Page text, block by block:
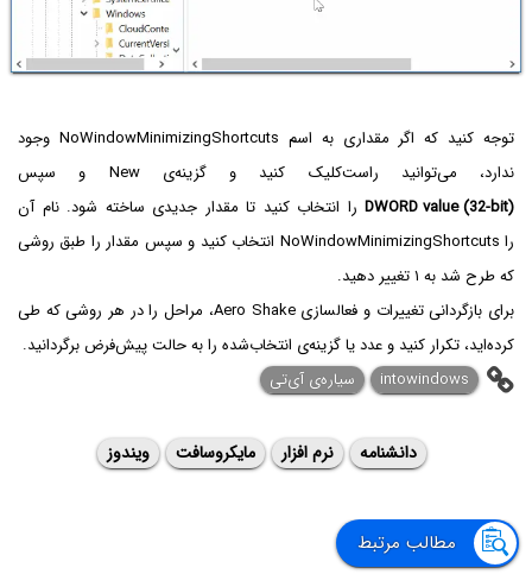
توجه کنید که اگر مقداری به اسم NoWindowMinimizingShortcuts وجود
ندارد، می‌توانید راست‌کلیک کنید و گزینه‌ی New و سپس
DWORD value (32-bit) را انتخاب کنید تا مقدار جدیدی ساخته شود. نام آن
را NoWindowMinimizingShortcuts انتخاب کنید و سپس مقدار را طبق روشی
که طرح شد به ۱ تغییر دهید.
برای بازگردانی تغییرات و فعالسازی Aero Shake، مراحل را در هر روشی که طی
کرده‌اید، تکرار کنید و عدد یا گزینه‌ی انتخاب‌شده را به حالت پیش‌فرض برگردانید.
intowindows
سیاره‌ی ‌آی‌تی
دانشنامه نرم افزار مایکروسافت ویندوز
مطالب مرتبط